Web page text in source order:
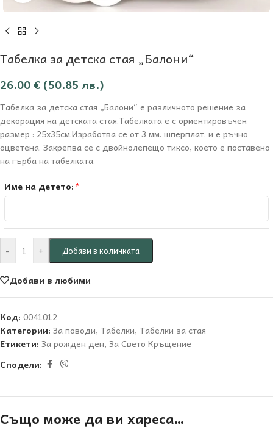
Табелка за детска стая „Балони“
26.00€ (50.85 лв.)
Табелка за детска стая „Балони“ е различното решение за
декорация на детската стая.Табелката е с ориентировъчен
размер : 25х35см.Изработва се от 3 мм. шперплат. и е ръчно
оцветена. Закрепва се с двойнолепещо тиксо, което е поставено
на гърба на табелката.
Име на детето:*
- + Добави в количката
Добави в любими
Код: 0041012
Категории: За поводи, Табелки, Табелки за стая
Етикети: За рожден ден, За Свето Кръщение
Сподели:
Също може да ви хареса…